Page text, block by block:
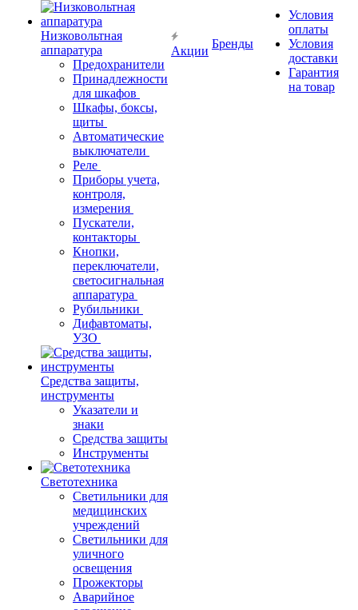
Низковольтная
аппаратура
Предохранители
Принадлежности
для шкафов
Шкафы, боксы,
щиты
Автоматические
выключатели
Реле
Приборы учета,
контроля,
измерения
Пускатели,
контакторы
Кнопки,
переключатели,
светосигнальная
аппаратура
Рубильники
Дифавтоматы,
УЗО
Средства защиты,
инструменты
Указатели и
знаки
Средства защиты
Инструменты
Светотехника
Светильники для
медицинских
учреждений
Светильники для
уличного
освещения
Прожекторы
Аварийное
Акции
Бренды
Условия
оплаты
Условия
доставки
Гарантия
на товар